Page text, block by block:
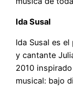
Ida Susal
Ida Susal es
y cantante
2010
musical: bajo